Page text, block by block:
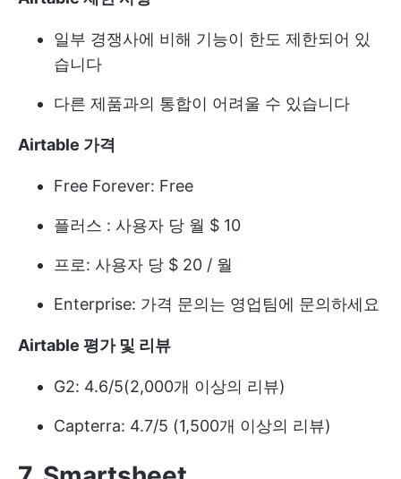
일부 경쟁사에 비해 기능이 한도 제한되어 있
습니다
다른 제품과의 통합이 어려울 수 있습니다
Airtable 가격
Free Forever: Free
플러스 : 사용자 당 월 $ 10
프로: 사용자 당 $ 20 / 월
Enterprise: 가격 문의는 영업팀에 문의하세요
Airtable 평가 및 리뷰
G2: 4.6/5(2,000개 이상의 리뷰)
Capterra: 4.7/5 (1,500개 이상의 리뷰)